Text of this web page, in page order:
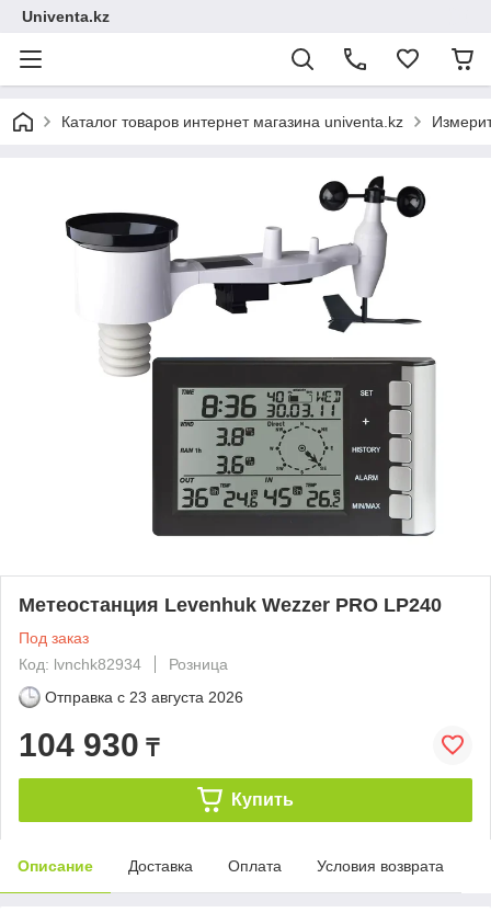
Univenta.kz
Каталог товаров интернет магазина univenta.kz
Метеостанция Levenhuk Wezzer PRO LP240
Под заказ
Код: lvnchk82934
Розница
Отправка с 23 августа 2026
104 930 ₸
Купить
Описание Доставка Оплата Условия возврата